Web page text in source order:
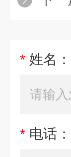
* 姓名：
* 电话：